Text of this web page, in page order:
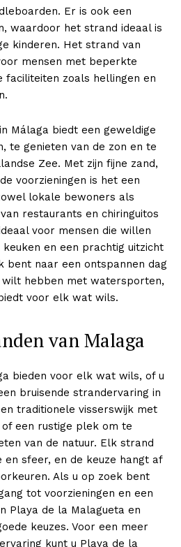
PRO
Week
PRO
NOW
Er is ook een
waardoor het strand ideaal is
kinderen. Het strand van
mensen met beperkte
faciliteiten zoals hellingen en
Málaga biedt een geweldige
te genieten van de zon en te
Zee. Met zijn fijne zand,
voorzieningen is het een
lokale bewoners als
restaurants en chiringuitos
voor mensen die willen
en een prachtig uitzicht
bent naar een ontspannen dag
hebben met watersporten,
voor elk wat wils.
van Malaga
bieden voor elk wat wils, of u
bruisende strandervaring in
traditionele visserswijk met
een rustige plek om te
van de natuur. Elk strand
en sfeer, en de keuze hangt af
Als u op zoek bent
tot voorzieningen en een
Playa de la Malagueta en
keuzes. Voor een meer
kunt u Playa de la